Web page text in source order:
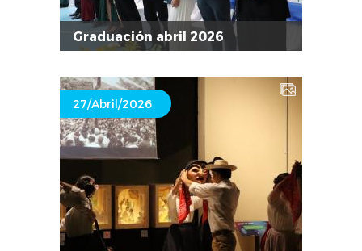
Graduación abril 2026
27/Abril/2026